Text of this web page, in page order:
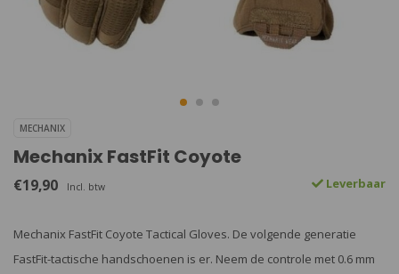
MECHANIX
Mechanix FastFit Coyote
€19,90 Incl. btw Leverbaar
Mechanix FastFit Coyote Tactical Gloves. De volgende generatie
FastFit-tactische handschoenen is er. Neem de controle met 0.6 mm